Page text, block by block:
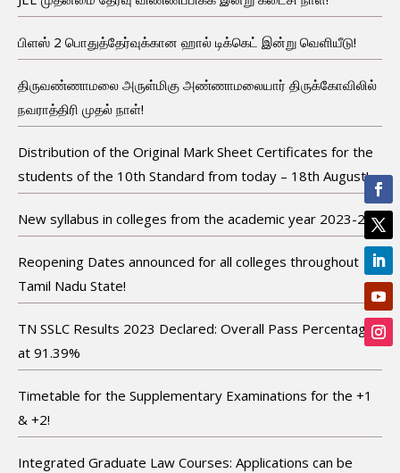
பிளஸ் 2 பொதுத்தேர்வுக்கான ஹால் டிக்கெட் இன்று வெளியீடு!
திருவண்ணாமலை அருள்மிகு அண்ணாமலையார் திருக்கோவிலில்
நவராத்திரி முதல் நாள்!
Distribution of the Original Mark Sheet Certificates for the
students of the 10th Standard from today – 18th August!
New syllabus in colleges from the academic year 2023-24!
Reopening Dates announced for all colleges throughout
Tamil Nadu State!
TN SSLC Results 2023 Declared: Overall Pass Percentage
at 91.39%
Timetable for the Supplementary Examinations for the +1
& +2!
Integrated Graduate Law Courses: Applications can be